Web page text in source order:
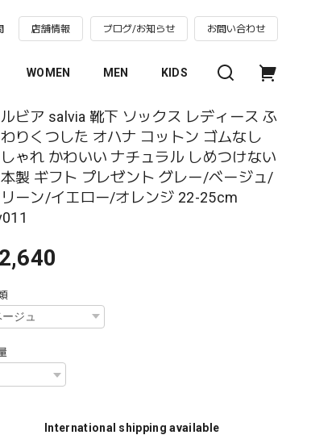
店舗情報 ブログ/お知らせ お問い合わせ
WOMEN MEN KIDS
ビア salvia 靴下 ソックス レディース ふ
りくつした オハナ コットン ゴムなし
ゃれ かわいい ナチュラル しめつけない
本製 ギフト プレゼント グレー/ベージュ/
ーン/イエロー/オレンジ 22-25cm
International shipping available